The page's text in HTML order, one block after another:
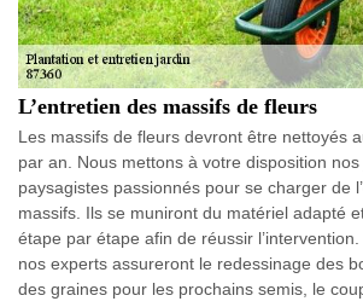
L’entretien des massifs de fleurs
Les massifs de fleurs devront être nettoyés
par an. Nous mettons à votre disposition
paysagistes passionnés pour se charger de
massifs. Ils se muniront du matériel adapté
étape par étape afin de réussir l’intervention.
nos experts assureront le redessinage des
des graines pour les prochains semis, le